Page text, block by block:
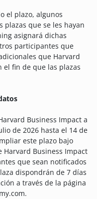
el plazo, algunos
plazas que se les hayan
asignará dichas
participantes que
que Harvard
el fin de que las plazas
Business Impact a
de 2026 hasta el 14 de
este plazo bajo
Business Impact
que sean notificados
dispondrán de 7 días
a través de la página